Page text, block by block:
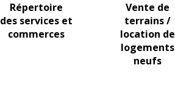
Répertoire
des services et
commerces
Vente de
terrains /
location de
logements
neufs